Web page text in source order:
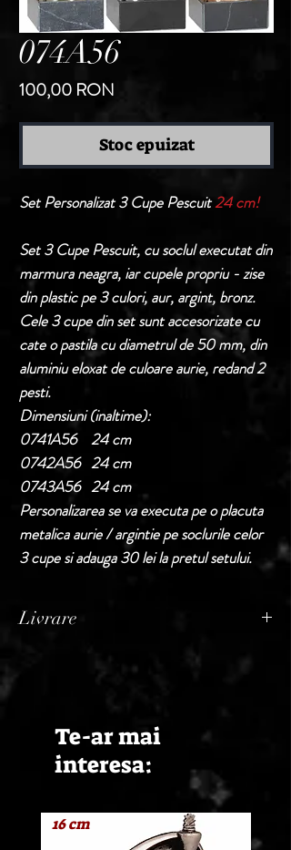
074A56
100,00 RON
Stoc epuizat
Set Personalizat 3 Cupe Pescuit24 cm!
Set 3 Cupe Pescuit, cu soclul executat din
marmura neagra, iar cupele propriu - zise
din plastic pe 3 culori, aur, argint, bronz.
Cele 3 cupe din set sunt accesorizate cu
cate o pastila cu diametrul de 50 mm, din
aluminiu eloxat de culoare aurie, redand 2
pesti.
Dimensiuni (inaltime):
0741A56 24 cm
0742A56 24 cm
0743A56 24 cm
Personalizarea se va executa pe o placuta
metalica aurie / argintie pe soclurile celor
3 cupe si adauga 30 lei la pretul setului.
Livrare
Termen de livrare: 1 - 2 zile lucratoare, din
momentul confirmarii comenzii de catre
Te-ar mai
interesa:
16 cm